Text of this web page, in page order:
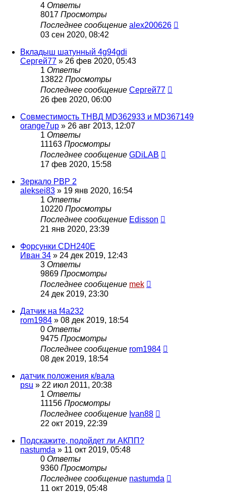
4 Ответы
8017 Просмотры
Последнее сообщение alex200626
03 сен 2020, 08:42
Вкладыш шатунный 4g94gdi
Сергей77 » 26 фев 2020, 05:43
1 Ответы
13822 Просмотры
Последнее сообщение Сергей77
26 фев 2020, 06:00
Совместимость ТНВД MD362933 и MD367149
orange7up » 26 авг 2013, 12:07
1 Ответы
11163 Просмотры
Последнее сообщение GDiLAB
17 фев 2020, 15:58
Зеркало РВР 2
aleksei83 » 19 янв 2020, 16:54
1 Ответы
10220 Просмотры
Последнее сообщение Edisson
21 янв 2020, 23:39
Форсунки CDH240E
Иван 34 » 24 дек 2019, 12:43
3 Ответы
9869 Просмотры
Последнее сообщение mek
24 дек 2019, 23:30
Датчик на f4a232
rom1984 » 08 дек 2019, 18:54
0 Ответы
9475 Просмотры
Последнее сообщение rom1984
08 дек 2019, 18:54
датчик положения к/вала
psu » 22 июл 2011, 20:38
1 Ответы
11156 Просмотры
Последнее сообщение Ivan88
22 окт 2019, 22:39
Подскажите, подойдет ли АКПП?
nastumda » 11 окт 2019, 05:48
0 Ответы
9360 Просмотры
Последнее сообщение nastumda
11 окт 2019, 05:48